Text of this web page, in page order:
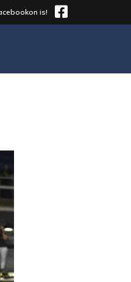
is!